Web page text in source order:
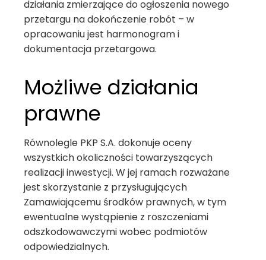
działania zmierzające do ogłoszenia nowego
przetargu na dokończenie robót – w
opracowaniu jest harmonogram i
dokumentacja przetargowa.
Możliwe działania
prawne
Równolegle PKP S.A. dokonuje oceny
wszystkich okoliczności towarzyszących
realizacji inwestycji. W jej ramach rozważane
jest skorzystanie z przysługujących
Zamawiającemu środków prawnych, w tym
ewentualne wystąpienie z roszczeniami
odszkodowawczymi wobec podmiotów
odpowiedzialnych.